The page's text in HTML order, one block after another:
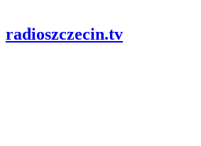
radioszczecin.tv